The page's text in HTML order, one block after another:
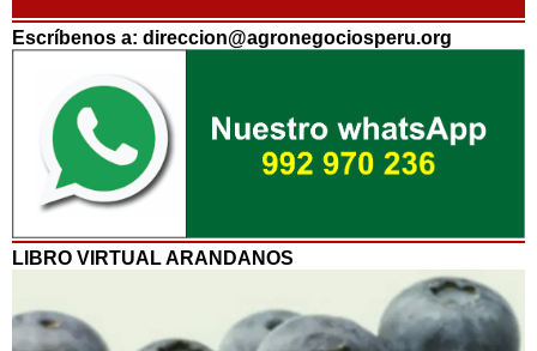
Escríbenos a: direccion@agronegociosperu.org
LIBRO VIRTUAL ARANDANOS